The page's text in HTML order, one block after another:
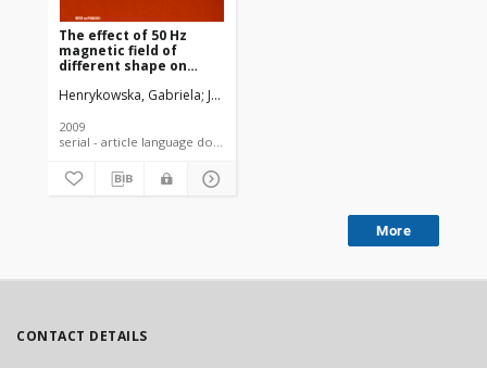
The effect of 50 Hz
magnetic field of
different shape on
blood platelets: in vitro
Henrykowska, Gabriela Jankowski, Wojciech
2009
serial - article language document
More
CONTACT DETAILS